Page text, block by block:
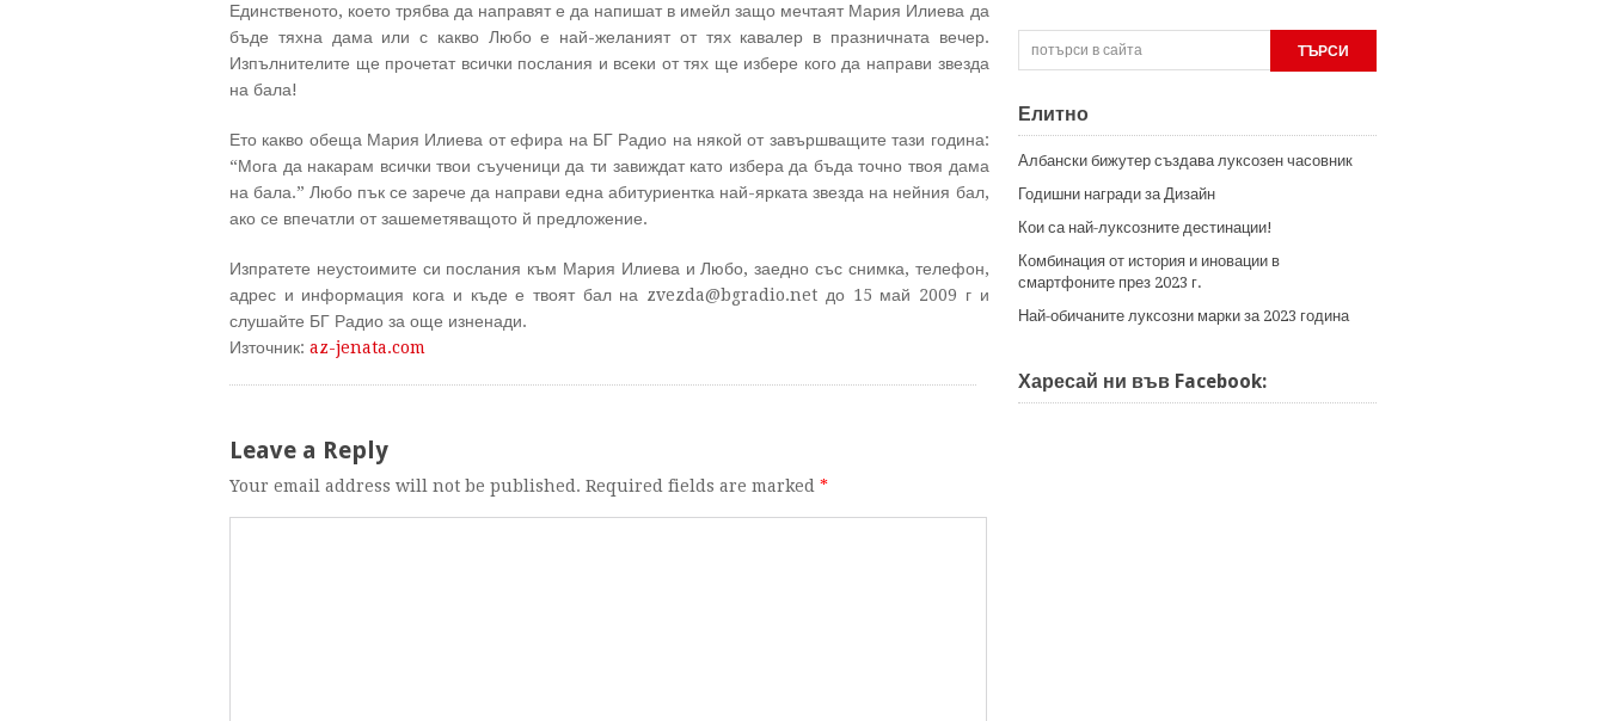
Единственото, което трябва да направят е да напишат в имейл защо мечтаят Мария Илиева да
бъде тяхна дама или с какво Любо е най-желаният от тях кавалер в празничната вечер.
Изпълнителите ще прочетат всички послания и всеки от тях ще избере кого да направи звезда
на бала!
Ето какво обеща Мария Илиева от ефира на БГ Радио на някой от завършващите тази година:
“Мога да накарам всички твои съученици да ти завиждат като избера да бъда точно твоя дама
на бала.” Любо пък се зарече да направи една абитуриентка най-ярката звезда на нейния бал,
ако се впечатли от зашеметяващото й предложение.
Изпратете неустоимите си послания към Мария Илиева и Любо, заедно със снимка, телефон,
адрес и информация кога и къде е твоят бал на zvezda@bgradio.net до 15 май 2009 г и
слушайте БГ Радио за още изненади.
Източник: az-jenata.com
Leave a Reply
Your email address will not be published. Required fields are marked *
Елитно
Албански бижутер създава луксозен часовник
Годишни награди за Дизайн
Кои са най-луксозните дестинации!
Комбинация от история и иновации в
смартфоните през 2023 г.
Най-обичаните луксозни марки за 2023 година
Харесай ни във Facebook: